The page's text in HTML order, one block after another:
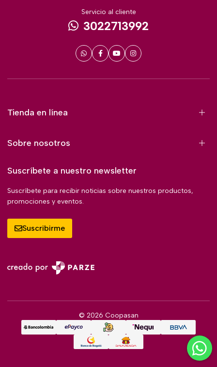
Servicio al cliente
3022713992
Tienda en línea
Sobre nosotros
Suscríbete a nuestro newsletter
Suscríbete para recibir noticias sobre nuestros productos,
promociones y eventos.
Suscribirme
© 2026 Coopasan